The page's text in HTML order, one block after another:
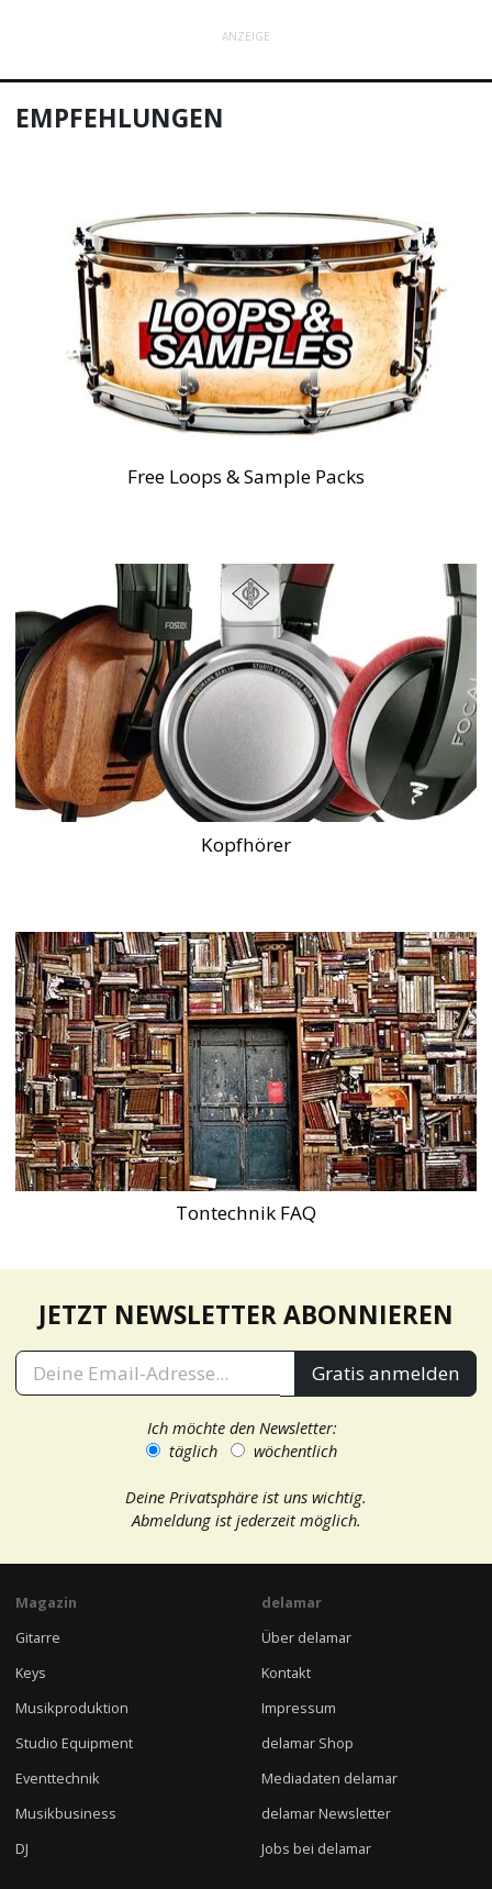
ANZEIGE
EMPFEHLUNGEN
Free Loops & Sample Packs
Kopfhörer
Tontechnik FAQ
JETZT NEWSLETTER ABONNIEREN
Gratis anmelden
Ich möchte den Newsletter:
täglich
wöchentlich
Deine Privatsphäre ist uns wichtig.
Abmeldung ist jederzeit möglich.
Magazin
Gitarre
Keys
Musikproduktion
Studio Equipment
Eventtechnik
Musikbusiness
DJ
delamar
Über delamar
Kontakt
Impressum
delamar Shop
Mediadaten delamar
delamar Newsletter
Jobs bei delamar